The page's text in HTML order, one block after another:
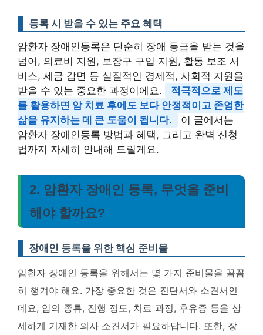
등록 시 받을 수 있는 주요 혜택
암환자 장애인등록은 단순히 장애 등급을 받는 것을
넘어, 의료비 지원, 보장구 구입 지원, 활동 보조 서
비스, 세금 감면 등 실질적인 경제적, 사회적 지원을
받을 수 있는 중요한 과정이에요.
적극적으로 제도
를 활용하면 암 치료 후에도 보다 안정적이고 존엄한
삶을 유지하는 데 큰 도움이 됩니다.
이 글에서는
암환자 장애인등록 방법과 혜택, 그리고 완벽 신청
법까지 자세히 안내해 드릴게요.
2. 암환자 장애인 등록, 무엇을 준비
해야 할까요?
장애인 등록을 위한 핵심 준비물
암환자 장애인 등록을 위해서는 몇 가지 준비물을 꼼꼼
히 챙겨야 해요. 가장 중요한 것은 진단서와 소견서인
데요, 암의 종류, 진행 정도, 치료 과정, 후유증 등을 상
세하게 기재한 의사 소견서가 필요하답니다. 또한, 장